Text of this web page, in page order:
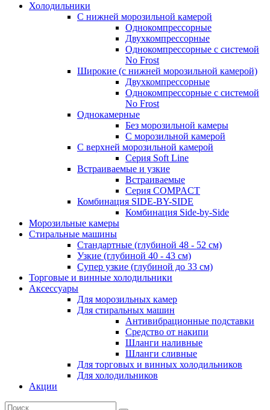
Холодильники
С нижней морозильной камерой
Однокомпрессорные
Двухкомпрессорные
Однокомпрессорные с системой
No Frost
Широкие (с нижней морозильной камерой)
Двухкомпрессорные
Однокомпрессорные с системой
No Frost
Однокамерные
Без морозильной камеры
С морозильной камерой
С верхней морозильной камерой
Серия Soft Line
Встраиваемые и узкие
Встраиваемые
Серия СOMPACT
Комбинация SIDE-BY-SIDE
Комбинация Side-by-Side
Морозильные камеры
Стиральные машины
Стандартные (глубиной 48 - 52 см)
Узкие (глубиной 40 - 43 см)
Супер узкие (глубиной до 33 см)
Торговые и винные холодильники
Аксессуары
Для морозильных камер
Для стиральных машин
Антивибрационные подставки
Средство от накипи
Шланги наливные
Шланги сливные
Для торговых и винных холодильников
Для холодильников
Акции